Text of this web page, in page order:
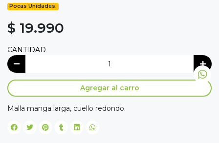
Pocas Unidades.
$ 19.990
CANTIDAD
Agregar al carro
Malla manga larga, cuello redondo.